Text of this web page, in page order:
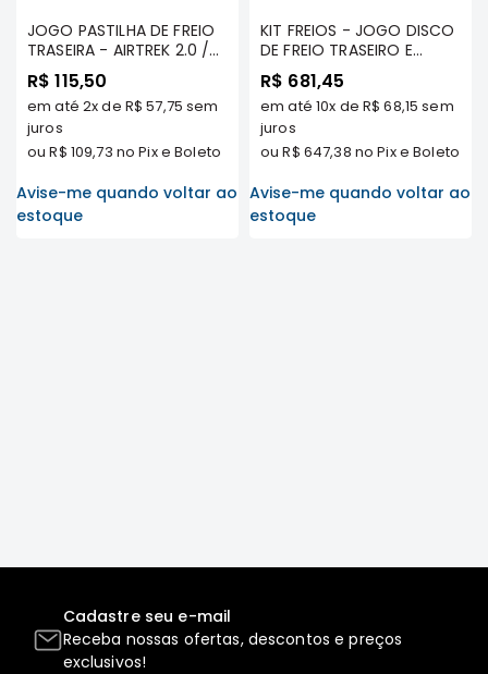
TENACITY
MT
COMPONENTES
VIEMAR
NGK
DENSO
JOGO PASTILHA DE FREIO
TRASEIRA - AIRTREK 2.0 /
2.4 16v TODOS OS
MODELOS -
ORIGINALLPARTS
R$ 115,50
em até 2xde R$ 57,75 sem
juros
ouR$ 109,73 no Pix e Boleto
Avise-me quando voltar ao
estoque
KIT FREIOS - JOGO DISCO
DE FREIO TRASEIRO E
JOGO PASTILHA DE FREIO
TRASEIRO - PAJERO TR4
2.0 16V TODOS OS
MODELOS
R$ 681,45
em até 10x de R$ 68,15 sem
juros
ouR$ 647,38 no Pix e Boleto
Avise-me quando voltar ao
estoque
Cadastre seu e-mail
Receba nossas ofertas, descontos e preços
exclusivos!